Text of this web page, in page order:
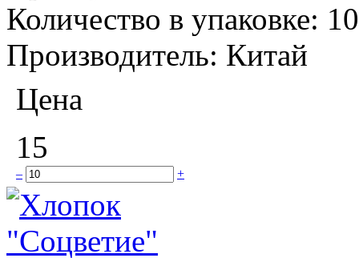
Количество в упаковке: 10
Производитель: Китай
Цена
15
– +